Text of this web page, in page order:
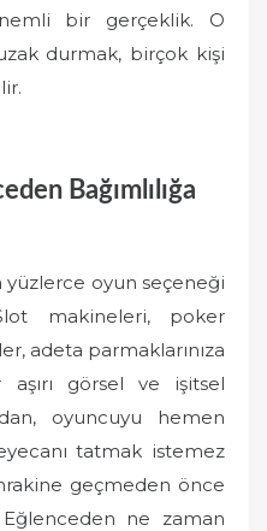
bir gerçeklik. O
durmak, birçok kişi
Bağımlılığa
oyun seçeneği
makineleri, poker
adeta parmaklarınıza
görsel ve işitsel
oyuncuyu hemen
tatmak istemez
geçmeden önce
ne zaman